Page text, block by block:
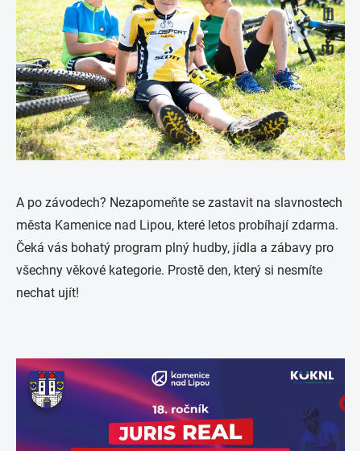
A po závodech? Nezapomeňte se zastavit na slavnostech
města Kamenice nad Lipou, které letos probíhají zdarma.
Čeká vás bohatý program plný hudby, jídla a zábavy pro
všechny věkové kategorie. Prostě den, který si nesmíte
nechat ujít!